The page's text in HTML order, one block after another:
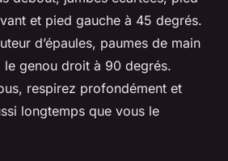
et pied gauche à 45 degrés.
d’épaules, paumes de main
genou droit à 90 degrés.
respirez profondément et
longtemps que vous le